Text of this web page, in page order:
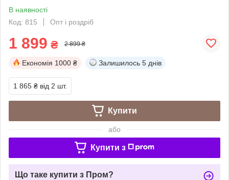
В наявності
Код: 815
Опт і роздріб
1 899 ₴ 2 899 ₴
Економія 1000 ₴ Залишилось 5 днів
1 865 ₴ від 2 шт.
Купити
або
Купити з
Що таке купити з Пром?